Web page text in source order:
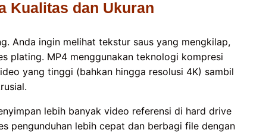
Kualitas dan Ukuran
Anda ingin melihat tekstur saus yang mengkilap,
plating. MP4 menggunakan teknologi kompresi
yang tinggi (bahkan hingga resolusi 4K) sambil
lebih banyak video referensi di hard drive
pengunduhan lebih cepat dan berbagi file dengan